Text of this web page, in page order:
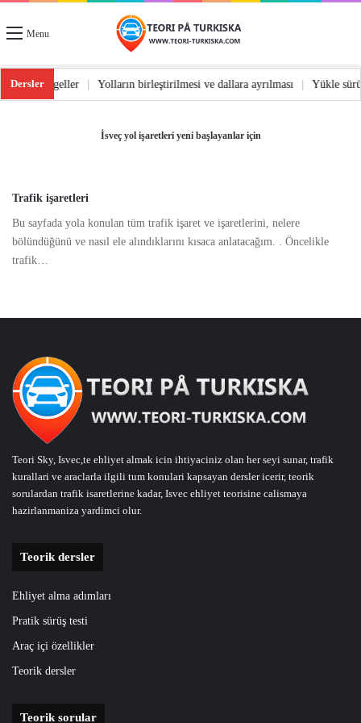
Menu
Dersler
Yoldaki engeller | Yolların birleştirilmesi ve dallara ayrılması | Yükle
İsveç yol işaretleri yeni başlayanlar için
Trafik işaretleri
Bu sayfada yola konulan tüm trafik işaret ve işaretlerini, nelere
bölündüğünü ve nasıl ele alındıklarını kısaca anlatacağım. . Öncelikle
trafik…
Teori Sky, Isvec,te ehliyet almak icin ihtiyaciniz olan her seyi sunar, trafik
kurallari ve araclarla ilgili tum konulari kapsayan dersler icerir, teorik
sorulardan trafik isaretlerine kadar, Isvec ehliyet teorisine calismaya
hazirlanmaniza yardimci olur.
Teorik dersler
Ehliyet alma adımları
Pratik sürüş testi
Araç içi özellikler
Teorik dersler
Teorik sorular